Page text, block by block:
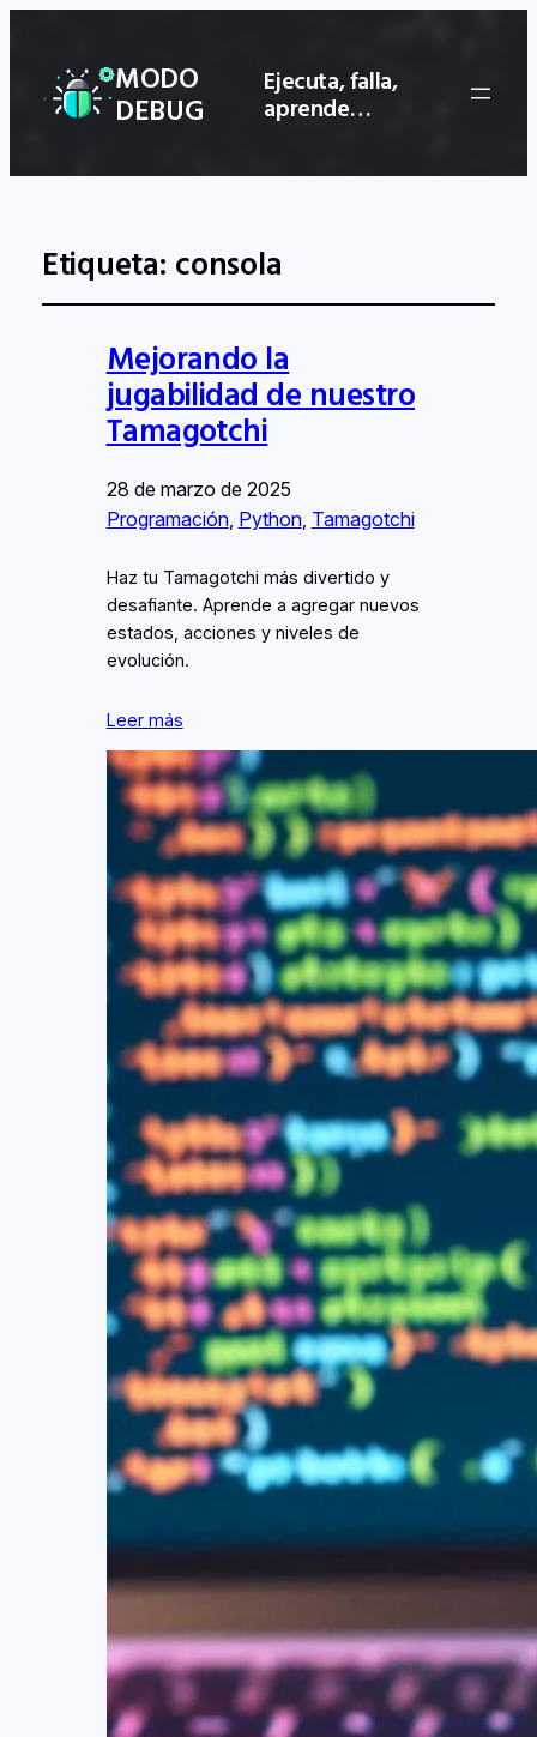
MODO
DEBUG
Ejecuta, falla,
aprende…
Etiqueta: consola
Mejorando la
jugabilidad de nuestro
Tamagotchi
28 de marzo de 2025
Programación, Python, Tamagotchi
Haz tu Tamagotchi más divertido y
desafiante. Aprende a agregar nuevos
estados, acciones y niveles de
evolución.
Leer más